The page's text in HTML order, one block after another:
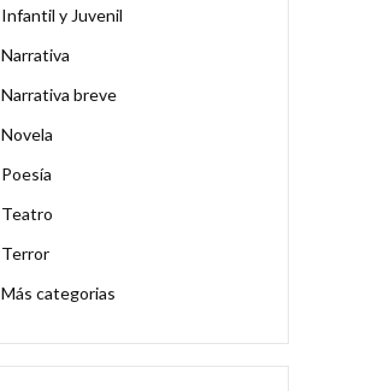
Infantil y Juvenil
Narrativa
Narrativa breve
Novela
Poesía
Teatro
Terror
Más categorias